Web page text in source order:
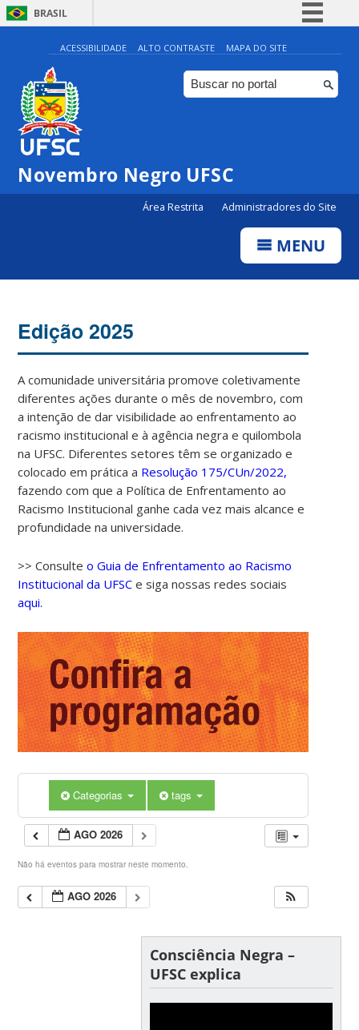
BRASIL
Simplifique!
Comunica BR
Participe
ACESSIBILIDADE ALTO CONTRASTE MAPA DO SITE
Novembro Negro UFSC
Área Restrita Administradores do Site
MENU
Edição 2025
A comunidade universitária promove coletivamente
diferentes ações durante o mês de novembro, com
a intenção de dar visibilidade ao enfrentamento ao
racismo institucional e à agência negra e quilombola
na UFSC. Diferentes setores têm se organizado e
colocado em prática a Resolução 175/CUn/2022,
fazendo com que a Política de Enfrentamento ao
Racismo Institucional ganhe cada vez mais alcance e
profundidade na universidade.
>> Consulteo Guia de Enfrentamento ao Racismo
Institucional da UFSC e siga nossas redes sociais
aqui.
Categorias tags
AGO 2026
Não há eventos para mostrar neste momento.
AGO 2026
Consciência Negra –
UFSC explica